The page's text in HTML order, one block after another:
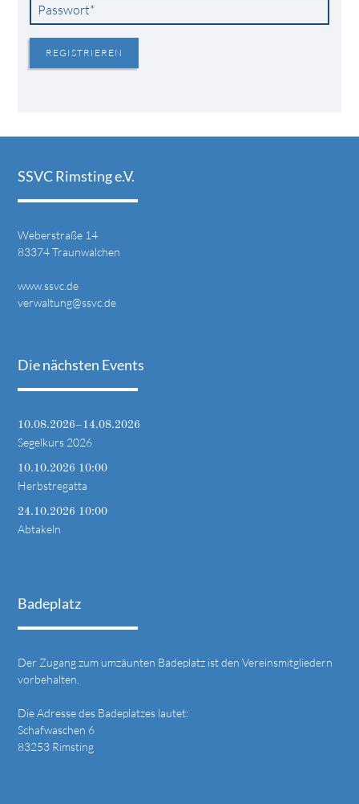
Pflichtfeld
Passwort*
REGISTRIEREN
SSVC Rimsting e.V.
Weberstraße 14
83374 Traunwalchen
www.ssvc.de
verwaltung@ssvc.de
Die nächsten Events
10.08.2026–14.08.2026
Segelkurs 2026
10.10.2026 10:00
Herbstregatta
24.10.2026 10:00
Abtakeln
Badeplatz
Der Zugang zum umzäunten Badeplatz ist den Vereinsmitgliedern
vorbehalten.
Die Adresse des Badeplatzes lautet:
Schafwaschen 6
83253 Rimsting